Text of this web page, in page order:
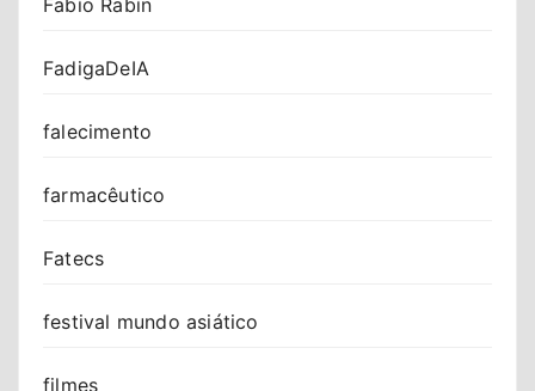
FadigaDeIA
falecimento
farmacêutico
Fatecs
festival mundo asiático
filmes